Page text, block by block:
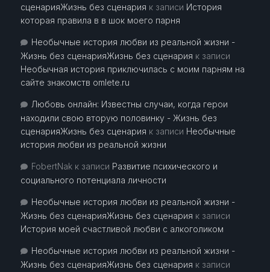
сценарияЖизнь без сценария к записи История
которая правила в в шок моего парня
Необычные история любви из реальной жизни -
Жизнь без сценарияЖизнь без сценария к записи
Необычная история приключилась с моим парням на
сайте знакомств omlete.ru
Любовь онлайн: Известны случаи, когда герои
находили свою вторую половинку - Жизнь без
сценарияЖизнь без сценария к записи Необычные
история любви из реальной жизни
FobertNakк записи Развитие психического и
социального потенциала личности
Необычные история любви из реальной жизни -
Жизнь без сценарияЖизнь без сценария к записи
История моей счастливой любви с алкоголиком
Необычные история любви из реальной жизни -
Жизнь без сценарияЖизнь без сценария к записи